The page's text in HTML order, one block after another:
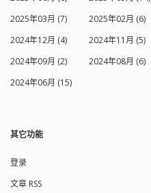
2025年03月 (7)
2025年02月 (6)
2024年12月 (4)
2024年11月 (5)
2024年09月 (2)
2024年08月 (6)
2024年06月 (15)
其它功能
登录
文章 RSS